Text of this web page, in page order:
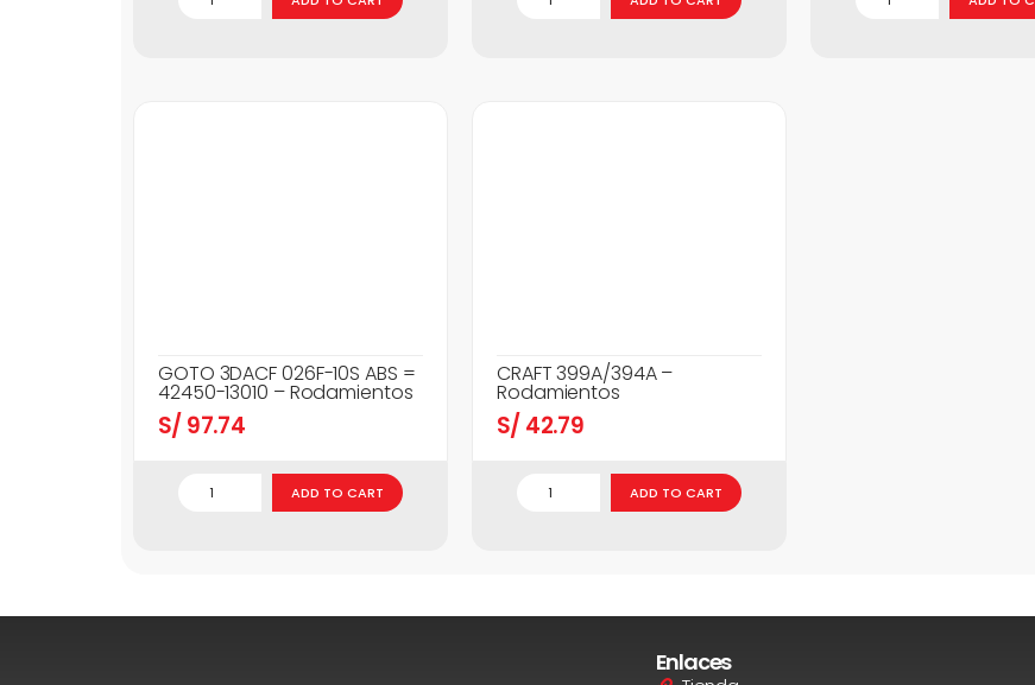
GOTO 3DACF 026F-10S ABS =
42450-13010 – Rodamientos
S/ 97.74
ADD TO CART
CRAFT 399A/394A –
Rodamientos
S/ 42.79
ADD TO CART
Enlaces